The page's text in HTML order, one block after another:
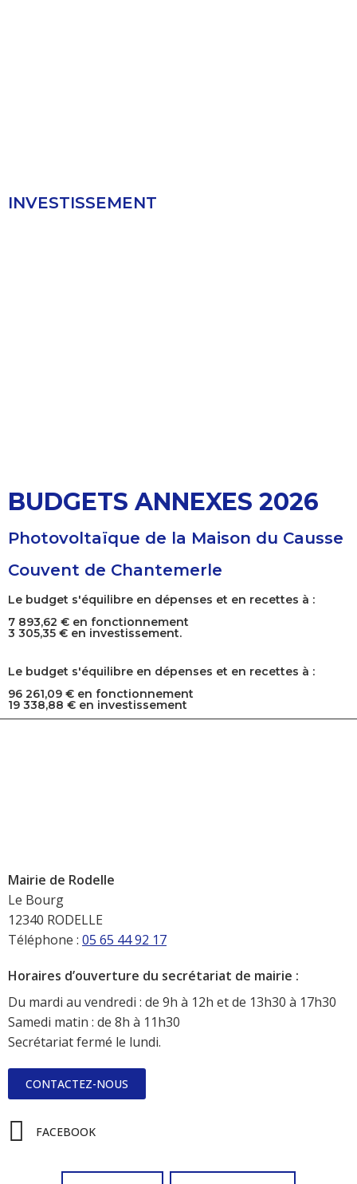
INVESTISSEMENT
BUDGETS ANNEXES 2026
Photovoltaïque de la Maison du Causse
Couvent de Chantemerle
Le budget s'équilibre en dépenses et en recettes à :
7 893,62 € en fonctionnement
3 305,35 € en investissement.
Le budget s'équilibre en dépenses et en recettes à :
96 261,09 € en fonctionnement
19 338,88 € en investissement
Mairie de Rodelle
Le Bourg
12340 RODELLE
Téléphone : 05 65 44 92 17
Horaires d’ouverture du secrétariat de mairie :
Du mardi au vendredi : de 9h à 12h et de 13h30 à 17h30
Samedi matin : de 8h à 11h30
Secrétariat fermé le lundi.
CONTACTEZ-NOUS
FACEBOOK